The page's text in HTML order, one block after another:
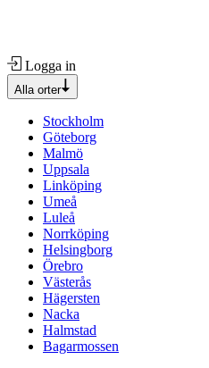
Logga in
Alla orter
Stockholm
Göteborg
Malmö
Uppsala
Linköping
Umeå
Luleå
Norrköping
Helsingborg
Örebro
Västerås
Hägersten
Nacka
Halmstad
Bagarmossen